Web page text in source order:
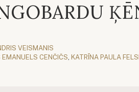
VEISMANIS
EMANUELS CENČIČS, KATRĪNA PAULA